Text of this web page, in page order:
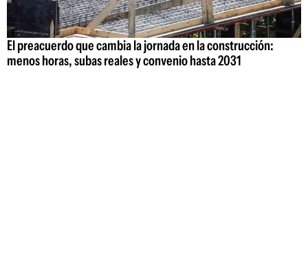
El preacuerdo que cambia la jornada en la construcción:
menos horas, subas reales y convenio hasta 2031